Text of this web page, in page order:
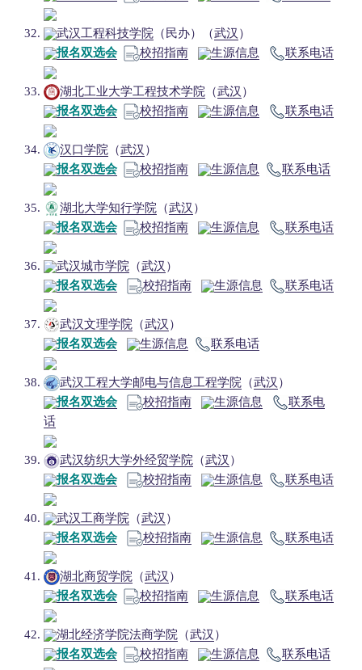
武汉工程科技学院 （民办）（武汉 ）
报名双选会
校招指南 生源信息 联系电话
湖北工业大学工程技术学院 （武汉 ）
报名双选会
校招指南 生源信息 联系电话
汉口学院 （武汉 ）
报名双选会
校招指南 生源信息 联系电话
湖北大学知行学院 （武汉 ）
报名双选会
校招指南 生源信息 联系电话
武汉城市学院 （武汉 ）
报名双选会
校招指南 生源信息 联系电话
武汉文理学院 （武汉 ）
报名双选会
生源信息 联系电话
武汉工程大学邮电与信息工程学院 （武汉 ）
报名双选会
校招指南 生源信息
联系电
话
武汉纺织大学外经贸学院 （武汉 ）
报名双选会
校招指南 生源信息 联系电话
武汉工商学院 （武汉 ）
报名双选会
校招指南 生源信息 联系电话
湖北商贸学院 （武汉 ）
报名双选会
校招指南 生源信息 联系电话
湖北经济学院法商学院 （武汉 ）
报名双选会
校招指南 生源信息 联系电话